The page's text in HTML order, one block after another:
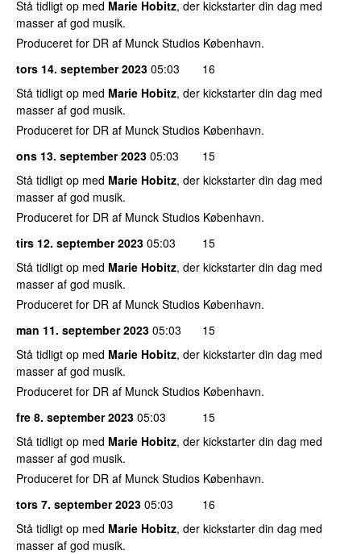
Stå tidligt op med Marie Hobitz, der kickstarter din dag med
masser af god musik.
Produceret for DR af Munck Studios København.
tors 14. september 2023 05:03
16
Stå tidligt op med Marie Hobitz, der kickstarter din dag med
masser af god musik.
Produceret for DR af Munck Studios København.
ons 13. september 2023 05:03
15
Stå tidligt op med Marie Hobitz, der kickstarter din dag med
masser af god musik.
Produceret for DR af Munck Studios København.
tirs 12. september 2023 05:03
15
Stå tidligt op med Marie Hobitz, der kickstarter din dag med
masser af god musik.
Produceret for DR af Munck Studios København.
man 11. september 2023 05:03
15
Stå tidligt op med Marie Hobitz, der kickstarter din dag med
masser af god musik.
Produceret for DR af Munck Studios København.
fre 8. september 2023 05:03
15
Stå tidligt op med Marie Hobitz, der kickstarter din dag med
masser af god musik.
Produceret for DR af Munck Studios København.
tors 7. september 2023 05:03
16
Stå tidligt op med Marie Hobitz, der kickstarter din dag med
masser af god musik.